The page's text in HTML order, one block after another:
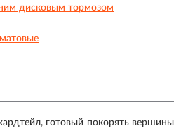
дисковым тормозом
готовый покорять вершины